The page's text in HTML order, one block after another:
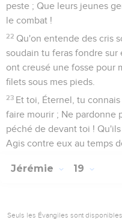
peste ; Que leurs jeunes
le combat !
22 Qu'on entende des cris
soudain tu feras fondre sur
ont creusé une fosse pour
filets sous mes pieds.
23 Et toi, Éternel, tu
faire mourir ; Ne pardonne
péché de devant toi !
Agis contre eux au temps
Jérémie 19
Seuls les Évangiles sont